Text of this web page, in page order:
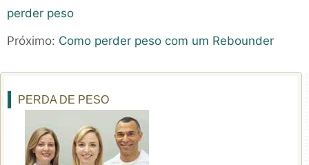
perder peso
Próximo: Como perder peso com um Rebounder
PERDA DE PESO